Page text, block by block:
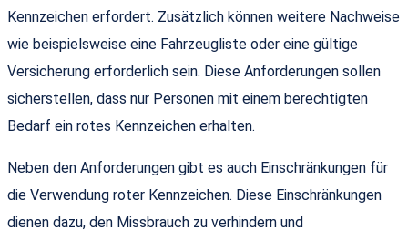
Kennzeichen erfordert. Zusätzlich können weitere Nachweise
wie beispielsweise eine Fahrzeugliste oder eine gültige
Versicherung erforderlich sein. Diese Anforderungen sollen
sicherstellen, dass nur Personen mit einem berechtigten
Bedarf ein rotes Kennzeichen erhalten.
Neben den Anforderungen gibt es auch Einschränkungen für
die Verwendung roter Kennzeichen. Diese Einschränkungen
dienen dazu, den Missbrauch zu verhindern und